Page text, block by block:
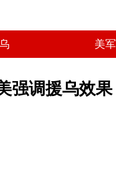
美军
强调援乌效果